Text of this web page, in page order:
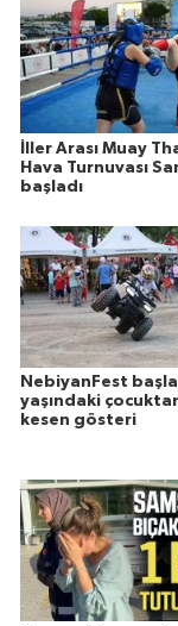
İller Arası Muay
Hava Turnuvası
başladı
NebiyanFest
yaşındaki
kesen gösteri